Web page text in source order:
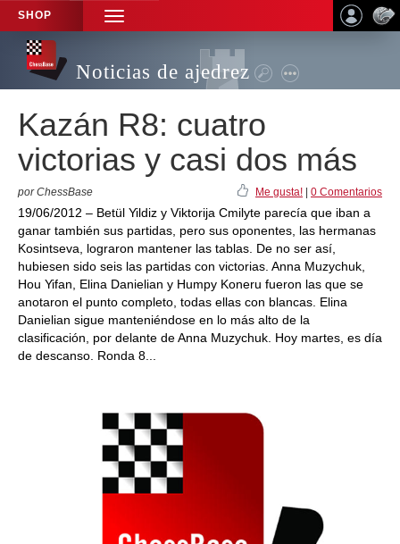
SHOP
TOGGLE
NAVIGATION
Noticias de ajedrez
Kazán R8: cuatro
victorias y casi dos más
por ChessBase Me gusta! 0 Comentarios
19/06/2012 – Betül Yildiz y Viktorija Cmilyte parecía que iban a
ganar también sus partidas, pero sus oponentes, las hermanas
Kosintseva, lograron mantener las tablas. De no ser así,
hubiesen sido seis las partidas con victorias. Anna Muzychuk,
Hou Yifan, Elina Danielian y Humpy Koneru fueron las que se
anotaron el punto completo, todas ellas con blancas. Elina
Danielian sigue manteniéndose en lo más alto de la
clasificación, por delante de Anna Muzychuk. Hoy martes, es día
de descanso. Ronda 8...